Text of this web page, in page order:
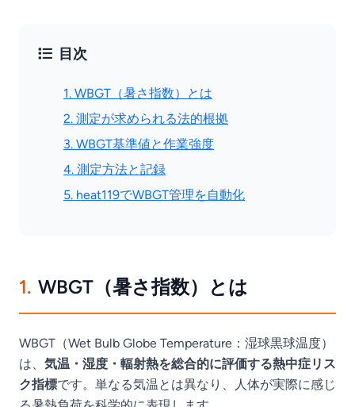
目次
1. WBGT（暑さ指数）とは
2. 測定が求められる法的根拠
3. WBGT基準値と作業強度
4. 測定方法と記録
5. heat119でWBGT管理を自動化
1. WBGT（暑さ指数）とは
WBGT（Wet Bulb Globe Temperature：湿球黒球温度）
は、 気温・湿度・輻射熱を総合的に評価する熱中症リス
ク指標です。単なる気温とは異なり、人体が実際に感じ